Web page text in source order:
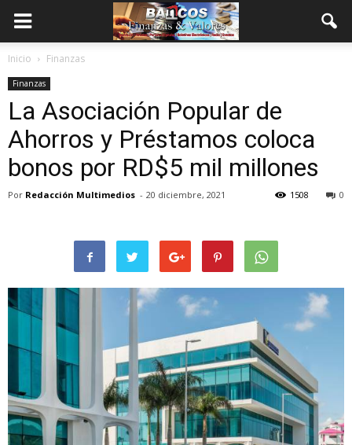
Inicio Finanzas
Finanzas
La Asociación Popular de
Ahorros y Préstamos coloca
bonos por RD$5 mil millones
Por Redacción Multimedios - 20 diciembre, 2021 0
1508